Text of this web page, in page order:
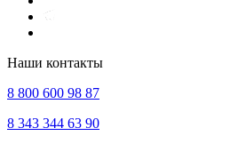
Наши контакты
8 800 600 98 87
8 343 344 63 90